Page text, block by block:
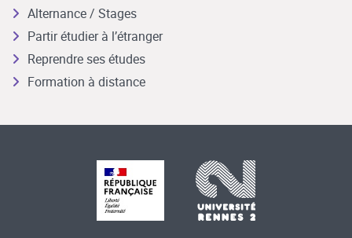
Alternance / Stages
Partir étudier à l’étranger
Reprendre ses études
Formation à distance